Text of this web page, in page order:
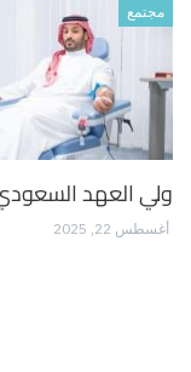
مجتمع
ولي العهد السعودي
أغسطس 22, 2025